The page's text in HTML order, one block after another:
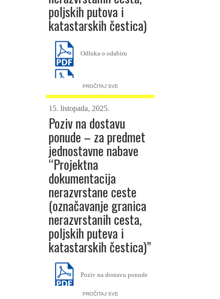
poljskih putova i
katastarskih čestica)
Odluka o odabiru
Zapisnik
PROČITAJ SVE
15. listopada, 2025.
Poziv na dostavu
ponude – za predmet
jednostavne nabave
“Projektna
dokumentacija
nerazvrstane ceste
(označavanje granica
nerazvrstanih cesta,
poljskih puteva i
katastarskih čestica)”
Poziv na dostavu ponude
PROČITAJ SVE